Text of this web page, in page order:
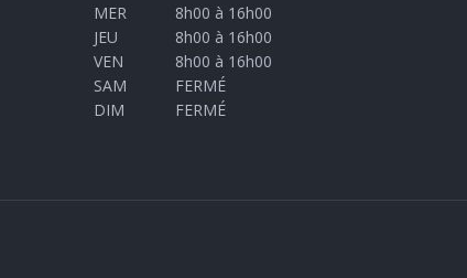
MER
8h00 à 16h00
JEU
8h00 à 16h00
VEN
8h00 à 16h00
SAM
FERMÉ
DIM
FERMÉ